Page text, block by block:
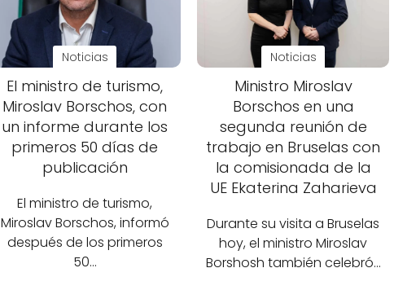
Noticias
El ministro de turismo,
Miroslav Borschos, con
un informe durante los
primeros 50 días de
publicación
El ministro de turismo,
Miroslav Borschos, informó
después de los primeros
50…
Noticias
Ministro Miroslav
Borschos en una
segunda reunión de
trabajo en Bruselas con
la comisionada de la
UE Ekaterina Zaharieva
Durante su visita a Bruselas
hoy, el ministro Miroslav
Borshosh también celebró…